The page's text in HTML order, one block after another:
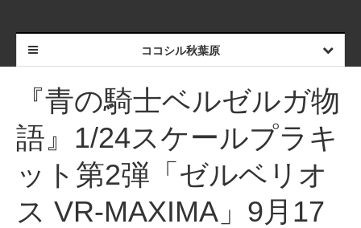
ココシル秋葉原
『青の騎士ベルゼルガ物
語』1/24スケールプラキ
ット第2弾「ゼルベリオ
ス VR-MAXIMA」9月17